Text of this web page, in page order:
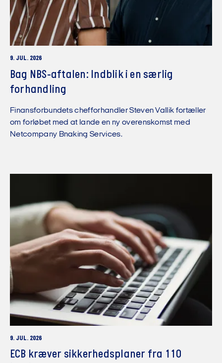
9. JUL. 2026
Bag NBS-aftalen: Indblik i en særlig
forhandling
Finansforbundets chefforhandler Steven Vallik fortæller
om forløbet med at lande en ny overenskomst med
Netcompany Bnaking Services.
9. JUL. 2026
ECB kræver sikkerhedsplaner fra 110